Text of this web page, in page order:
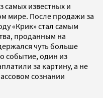
самых известных и
мире. После продажи за
«Крик» стал самым
проданным на
чуть больше
событие, один из
за картину, а не
сознании